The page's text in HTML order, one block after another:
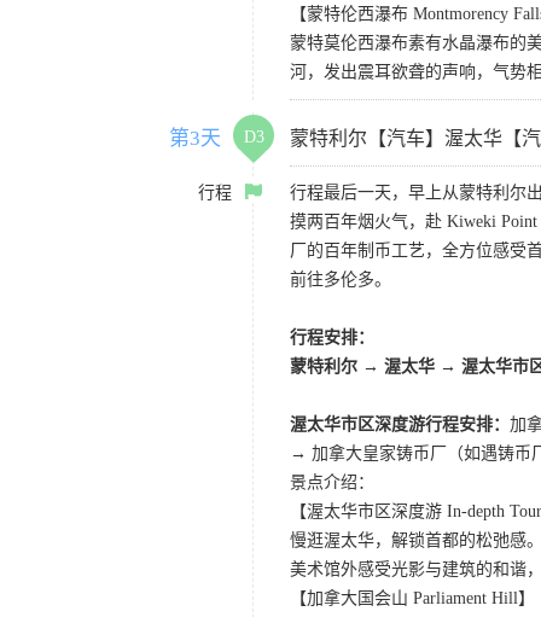
【蒙特伦西瀑布 Montmorency
蒙特莫伦西瀑布素有水晶瀑布的
河，发出震耳欲聋的声响，气势
第3天 D3 蒙特利尔【汽车】渥太华【
行程
行程最后一天，早上从蒙特利尔
摸两百年烟火气，赴 Kiweki
厂的百年制币工艺，全方位感受
前往多伦多。
行程安排：
蒙特利尔 → 渥太华 → 渥太华市
渥太华市区深度游行程安排： 加
→ 加拿大皇家铸币厂（如遇铸币
景点介绍：
【渥太华市区深度游 In-depth
慢逛渥太华，解锁首都的松弛感
美术馆外感受光影与建筑的和谐
【加拿大国会山 Parliament Hill】